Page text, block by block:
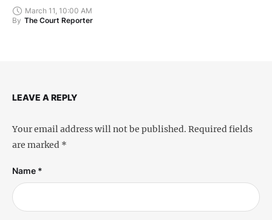
March 11, 10:00 AM
By The Court Reporter
LEAVE A REPLY
Your email address will not be published. Required fields
are marked *
Name *